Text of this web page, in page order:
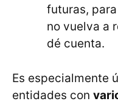
futuras,
no vuelva a
dé cuenta.
Es especialmente
entidades con